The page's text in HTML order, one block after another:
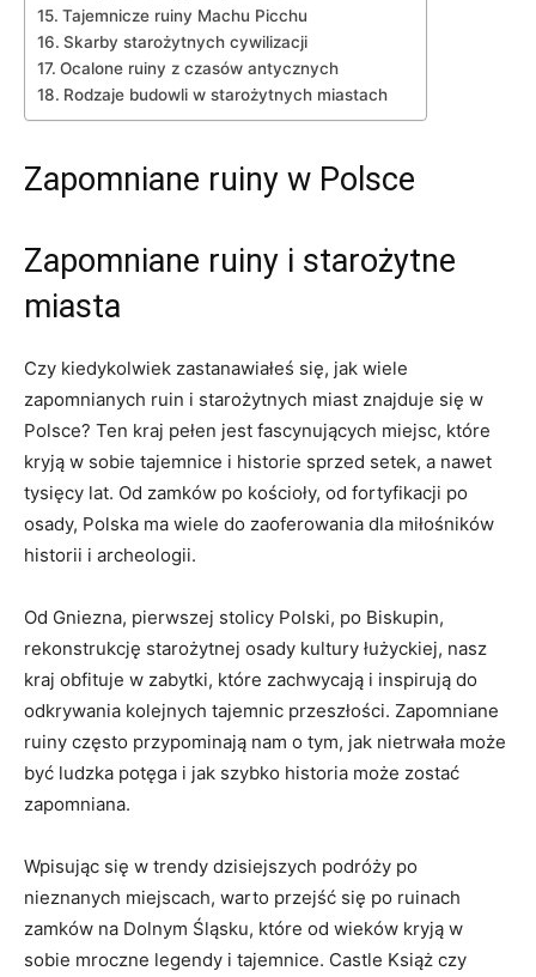
Tajemnicze ruiny Machu ‍Picchu
Skarby starożytnych cywilizacji
Ocalone ruiny z ​czasów antycznych
Rodzaje budowli w starożytnych miastach
Zapomniane ruiny w Polsce
Zapomniane ruiny i starożytne
‌miasta
Czy kiedykolwiek zastanawiałeś się, jak wiele
zapomnianych ruin i starożytnych miast znajduje ⁢się w
Polsce? Ten kraj pełen jest fascynujących miejsc, które
kryją w ​sobie tajemnice i historie sprzed setek, a nawet
tysięcy lat. Od ‌zamków po kościoły, od fortyfikacji po
osady, Polska ma wiele do zaoferowania‍ dla miłośników
historii i archeologii.
Od Gniezna, pierwszej ‍stolicy Polski, po Biskupin,
⁢rekonstrukcję starożytnej osady ⁢kultury łużyckiej, nasz‍
kraj ‌obfituje w zabytki, które zachwycają i inspirują do
odkrywania kolejnych tajemnic przeszłości.​ Zapomniane
ruiny ⁢często przypominają nam o tym, jak nietrwała ​może
być ludzka potęga i jak szybko historia może zostać
zapomniana.
Wpisując się ⁤w trendy dzisiejszych podróży po
nieznanych miejscach, warto przejść się po ‌ruinach
zamków na Dolnym Śląsku, które od wieków kryją w
sobie mroczne legendy i tajemnice. Castle Książ czy